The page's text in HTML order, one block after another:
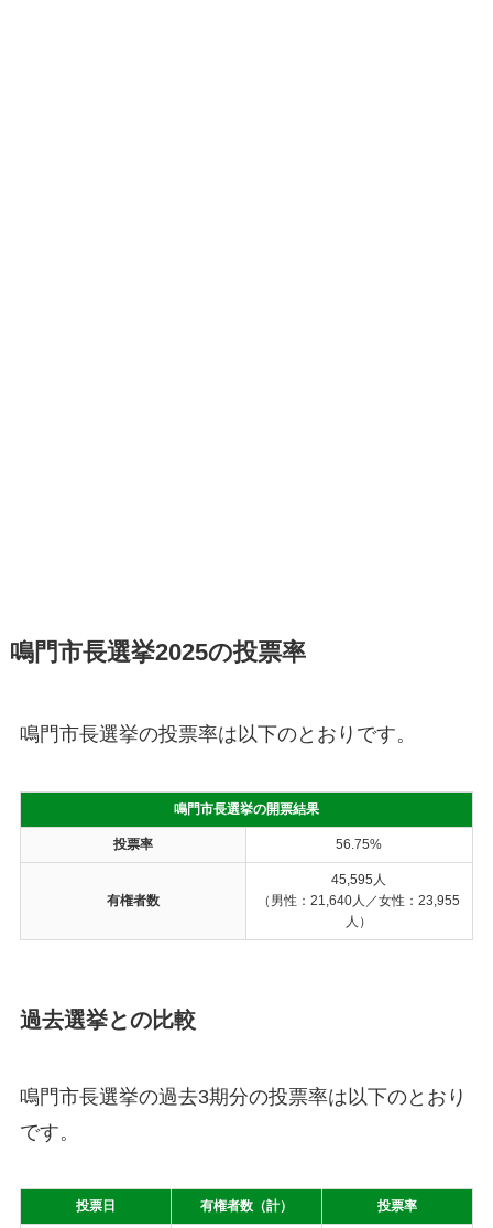
鳴門市長選挙2025の投票率
鳴門市長選挙の投票率は以下のとおりです。
鳴門市長選挙の開票結果
投票率 56.75%
有権者数
45,595人
（男性：21,640人／女性：23,955
人）
過去選挙との比較
鳴門市長選挙の過去3期分の投票率は以下のとおり
です。
投票日 有権者数（計） 投票率